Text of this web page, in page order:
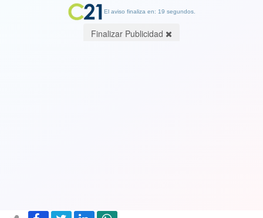
El aviso finaliza en: 19 segundos.
Finalizar Publicidad